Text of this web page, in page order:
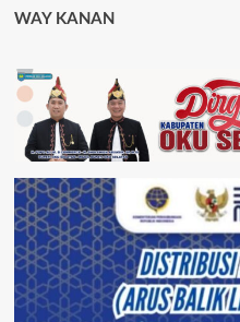
WAY KANAN